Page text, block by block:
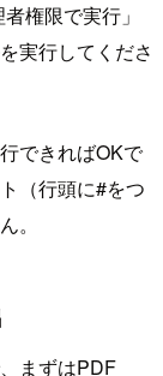
権限で実行」
実行してくださ
できればOKで
（行頭に#をつ
。
まずはPDF